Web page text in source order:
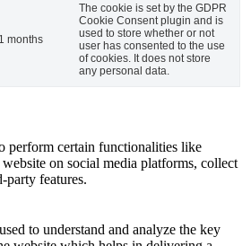
months
The cookie is set by the GDPR
Cookie Consent plugin and is
used to store whether or not
user has consented to the use
of cookies. It does not store
any personal data.
perform certain functionalities like
on social media platforms, collect
party features.
to understand and analyze the key